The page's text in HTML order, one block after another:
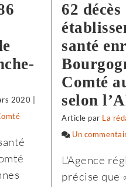
2020
62 décès
santé
Comté
selon
Article par La
Un
L'Agence
précise que